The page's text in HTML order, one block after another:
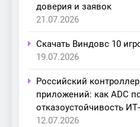
доверия и заявок
21.07.2026
Скачать Виндовс 10
19.07.2026
Российский
приложений: как ADC
отказоустойчивость
12.07.2026